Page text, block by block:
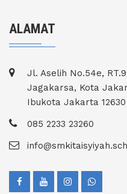
ALAMAT
Jl. Aselih No.54e,
Jagakarsa, Kota
Ibukota Jakarta 12630
085 2233 23260